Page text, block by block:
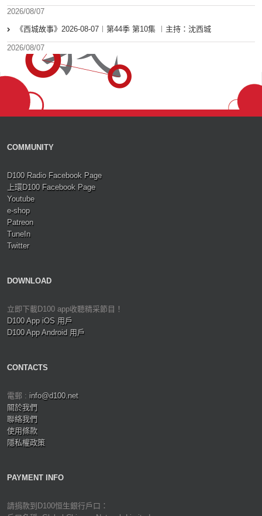
2026/08/07
《西城故事》2026-08-07︱第44季 第10集 ︱主持：沈西城
2026/08/07
COMMUNITY
D100 Radio Facebook Page
上環D100 Facebook Page
Youtube
e-shop
Patreon
TuneIn
Twitter
DOWNLOAD
立即下載D100 app收聽精采節目！
D100 App iOS 用戶
D100 App Android 用戶
CONTACTS
電郵 : info@d100.net
關於我們
聯絡我們
使用條款
隱私權政策
PAYMENT INFO
請捐款到D100恒生銀行戶口：